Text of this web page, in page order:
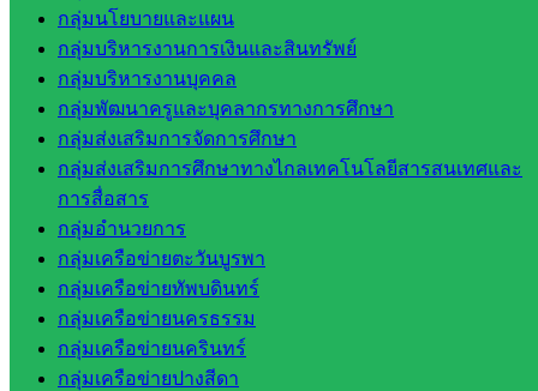
กลุ่มนโยบายและแผน
กลุ่มบริหารงานการเงินและสินทรัพย์
กลุ่มบริหารงานบุคคล
กลุ่มพัฒนาครูและบุคลากรทางการศึกษา
กลุ่มส่งเสริมการจัดการศึกษา
กลุ่มส่งเสริมการศึกษาทางไกลเทคโนโลยีสารสนเทศและ
การสื่อสาร
กลุ่มอำนวยการ
กลุ่มเครือข่ายตะวันบูรพา
กลุ่มเครือข่ายทัพบดินทร์
กลุ่มเครือข่ายนครธรรม
กลุ่มเครือข่ายนครินทร์
กลุ่มเครือข่ายปางสีดา
ใน
สำนักงาน
กลุ่
มอำนวย
กลุ่ม
บริหาร
งานงาน
เงินและ
สินทรัพย์
กลุ่มน